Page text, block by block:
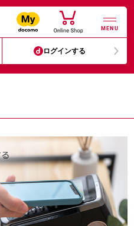
MENU
ログインする